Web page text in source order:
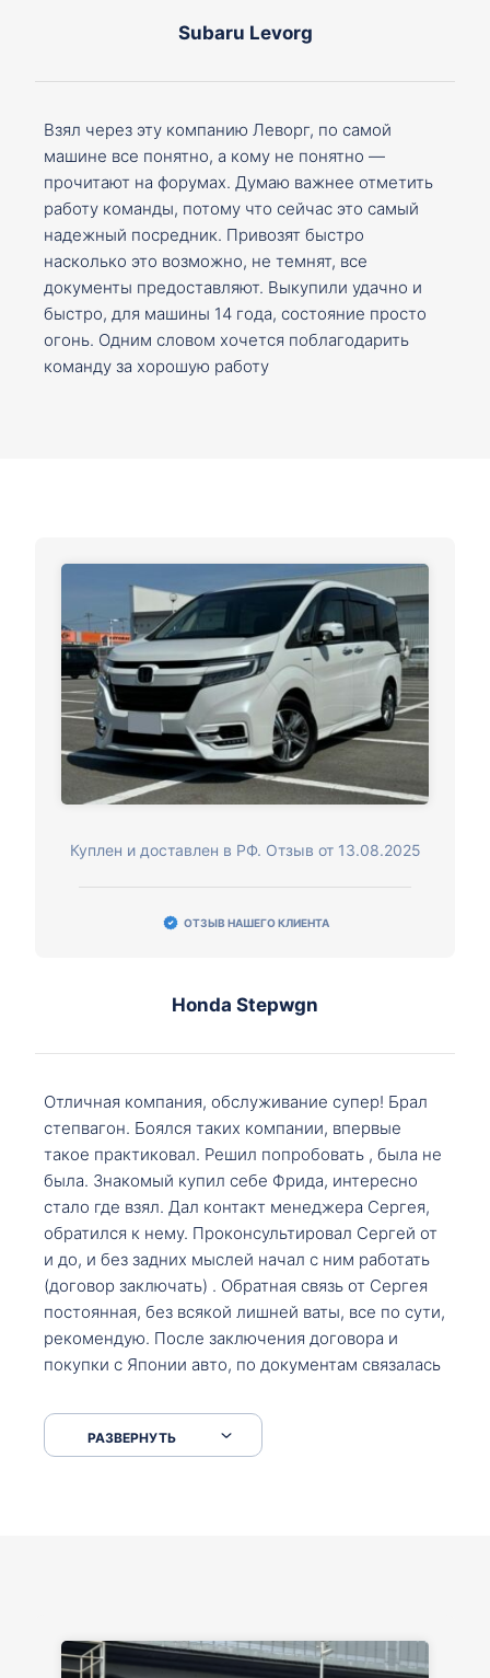
Subaru Levorg
Взял через эту компанию Леворг, по самой
машине все понятно, а кому не понятно —
прочитают на форумах. Думаю важнее отметить
работу команды, потому что сейчас это самый
надежный посредник. Привозят быстро
насколько это возможно, не темнят, все
документы предоставляют. Выкупили удачно и
быстро, для машины 14 года, состояние просто
огонь. Одним словом хочется поблагодарить
команду за хорошую работу
Куплен и доставлен в РФ. Отзыв от 13.08.2025
ОТЗЫВ НАШЕГО КЛИЕНТА
Honda Stepwgn
Отличная компания, обслуживание супер! Брал
степвагон. Боялся таких компании, впервые
такое практиковал. Решил попробовать , была не
была. Знакомый купил себе Фрида, интересно
стало где взял. Дал контакт менеджера Сергея,
обратился к нему. Проконсультировал Сергей от
и до, и без задних мыслей начал с ним работать
(договор заключать) . Обратная связь от Сергея
постоянная, без всякой лишней ваты, все по сути,
рекомендую. После заключения договора и
покупки с Японии авто, по документам связалась
что заполнить, куда зайти, образцы и т.д. После
приехал за авто. Меня тепло встретили Сергей с
РАЗВЕРНУТЬ